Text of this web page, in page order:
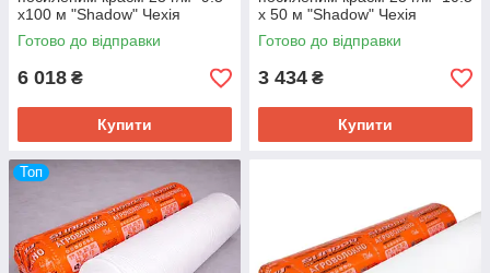
х100 м "Shadow" Чехія
Готово до відправки
6 018 ₴
Купити
х 50 м "Shadow" Чехія
Готово до відправки
3 434 ₴
Купити
Топ